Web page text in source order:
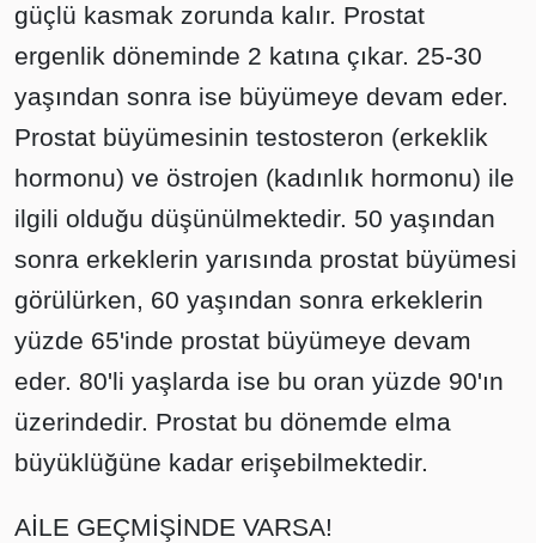
güçlü kasmak zorunda kalır. Prostat
ergenlik döneminde 2 katına çıkar. 25-30
yaşından sonra ise büyümeye devam eder.
Prostat büyümesinin testosteron (erkeklik
hormonu) ve östrojen (kadınlık hormonu) ile
ilgili olduğu düşünülmektedir. 50 yaşından
sonra erkeklerin yarısında prostat büyümesi
görülürken, 60 yaşından sonra erkeklerin
yüzde 65'inde prostat büyümeye devam
eder. 80'li yaşlarda ise bu oran yüzde 90'ın
üzerindedir. Prostat bu dönemde elma
büyüklüğüne kadar erişebilmektedir.
AİLE GEÇMİŞİNDE VARSA!